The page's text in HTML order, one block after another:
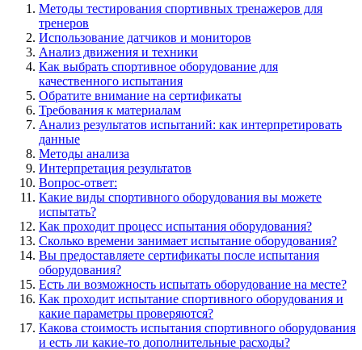
Методы тестирования спортивных тренажеров для
тренеров
Использование датчиков и мониторов
Анализ движения и техники
Как выбрать спортивное оборудование для
качественного испытания
Обратите внимание на сертификаты
Требования к материалам
Анализ результатов испытаний: как интерпретировать
данные
Методы анализа
Интерпретация результатов
Вопрос-ответ:
Какие виды спортивного оборудования вы можете
испытать?
Как проходит процесс испытания оборудования?
Сколько времени занимает испытание оборудования?
Вы предоставляете сертификаты после испытания
оборудования?
Есть ли возможность испытать оборудование на месте?
Как проходит испытание спортивного оборудования и
какие параметры проверяются?
Какова стоимость испытания спортивного оборудования
и есть ли какие-то дополнительные расходы?